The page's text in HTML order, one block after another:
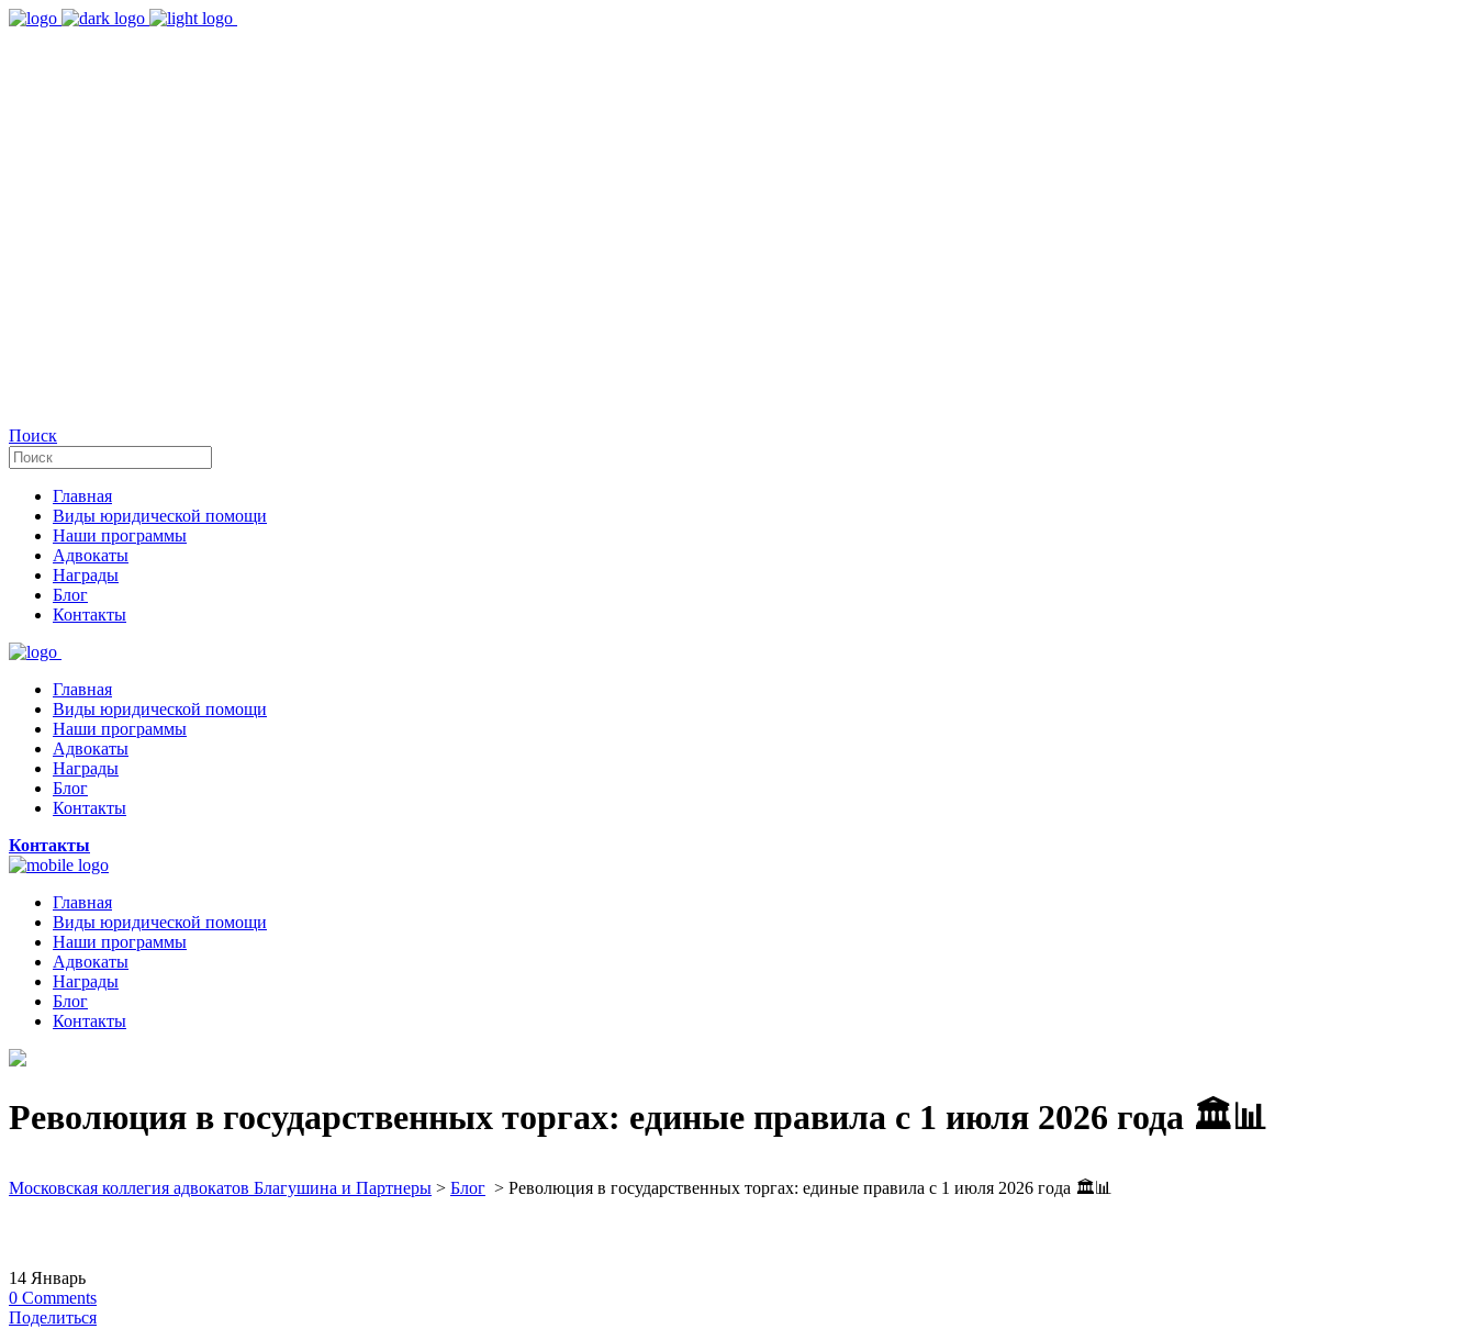
Поиск
Главная
Виды юридической помощи
Наши программы
Адвокаты
Награды
Блог
Контакты
Главная
Виды юридической помощи
Наши программы
Адвокаты
Награды
Блог
Контакты
Контакты
Главная
Виды юридической помощи
Наши программы
Адвокаты
Награды
Блог
Контакты
Революция в государственных торгах: единые правила с 1 июля 2026 года 🏛️📊
Московская коллегия адвокатов Благушина и Партнеры > Блог > Революция в государственных торгах: единые правила с 1 июля 2026 года 🏛️📊
14 Январь
0 Comments
Поделиться